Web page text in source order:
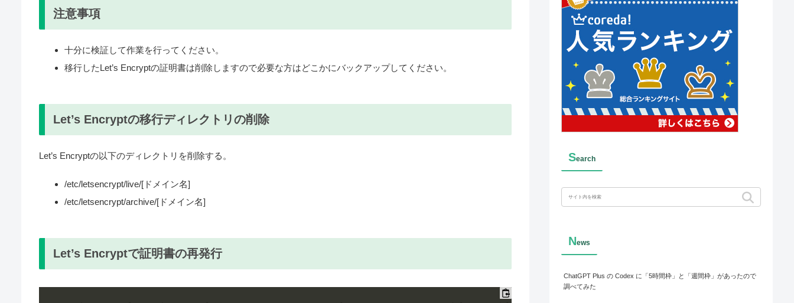
注意事項
十分に検証して作業を行ってください。
移行したLet’s Encryptの証明書は削除しますので必要な方はどこかにバックアップしてください。
Let’s Encryptの移行ディレクトリの削除
Let’s Encryptの以下のディレクトリを削除する。
/etc/letsencrypt/live/[ドメイン名]
/etc/letsencrypt/archive/[ドメイン名]
Let’s Encryptで証明書の再発行
Search
News
ChatGPT Plus の Codex に「5時間枠」と「週間枠」があったので
調べてみた